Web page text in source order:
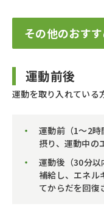
その他のおす
運動前後
運動を取り入れている
運動前（1〜2時
摂り、運動中の
運動後（30分以
補給し、エネル
てからだを回復